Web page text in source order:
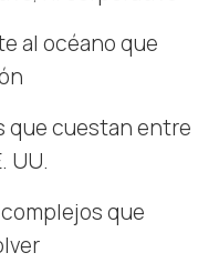
al océano que
que cuestan entre
UU.
que